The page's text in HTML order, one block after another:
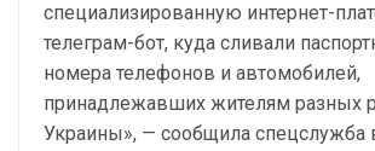
специализированную интернет-
телеграм-бот, куда сливали
номера телефонов и автомобилей,
принадлежавших жителям разных
Украины», — сообщила спецслужба